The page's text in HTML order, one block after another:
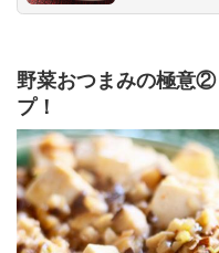
野菜おつまみの極意②
プ！